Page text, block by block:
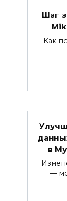
Шаг
Как
в
—